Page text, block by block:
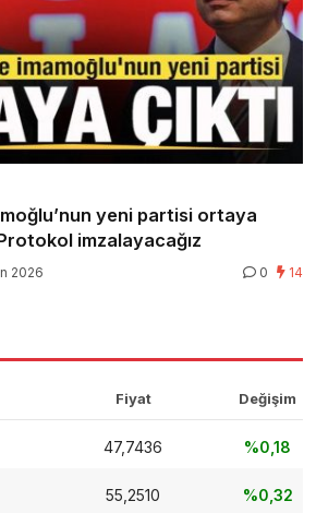
yeni partisi ortaya
imzalayacağız
2026 0 14
Fiyat Değişim
47,7436 %0,18
55,2510 %0,32